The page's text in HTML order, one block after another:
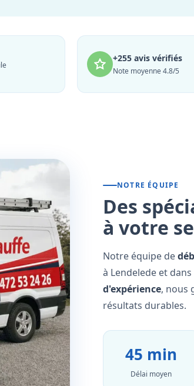
+255 avis vérifiés
Note moyenne 4.8/5
NOTRE ÉQUIPE
Des
à votre
Notre équipe de
à Lendelede et
d'expérience, nous
résultats durables.
45 min
Délai moyen